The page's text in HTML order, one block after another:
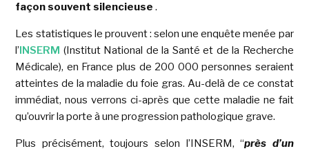
façon souvent silencieuse.
Les statistiques le prouvent : selon une enquête menée par
l’ INSERM (Institut National de la Santé et de la Recherche
Médicale), en France plus de 200 000 personnes seraient
atteintes de la maladie du foie gras. Au-delà de ce constat
immédiat, nous verrons ci-après que cette maladie ne fait
qu’ouvrir la porte à une progression pathologique grave.
Plus précisément, toujours selon l’INSERM, “près d’un